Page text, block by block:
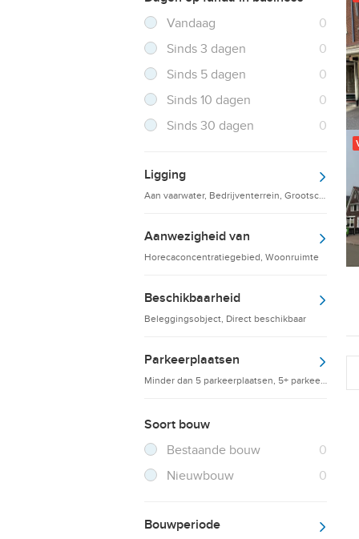
Filter verwijderen
Vandaag 0
Sinds 3 dagen
0
Sinds 5 dagen
0
Sinds 10 dagen
0
Sinds 30 dagen
0
Ligging
Aan vaarwater, Bedrijventerrein, Grootschalige
Aanwezigheid van
Horecaconcentratiegebied, Woonruimte
Beschikbaarheid
Beleggingsobject, Direct beschikbaar
Parkeerplaatsen
Minder dan 5 parkeerplaatsen, 5+
Soort bouw
Filter verwijderen
Bestaande bouw 0
Resultaten
Nieuwbouw
0
Resultaten
Bouwperiode